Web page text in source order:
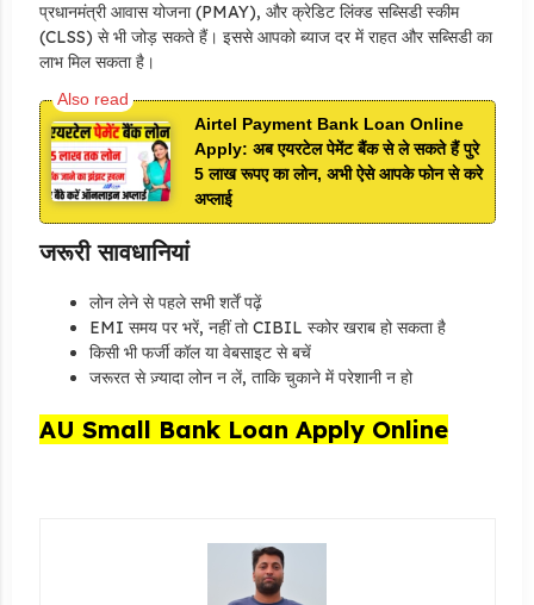
प्रधानमंत्री आवास योजना (PMAY), और क्रेडिट लिंक्ड सब्सिडी स्कीम
(CLSS) से भी जोड़ सकते हैं। इससे आपको ब्याज दर में राहत और सब्सिडी का
लाभ मिल सकता है।
Airtel Payment Bank Loan Online
Apply: अब एयरटेल पेमेंट बैंक से ले सकते हैं पुरे
5 लाख रूपए का लोन, अभी ऐसे आपके फोन से करे
अप्लाई
जरूरी सावधानियां
लोन लेने से पहले सभी शर्तें पढ़ें
EMI समय पर भरें, नहीं तो CIBIL स्कोर खराब हो सकता है
किसी भी फर्जी कॉल या वेबसाइट से बचें
जरूरत से ज़्यादा लोन न लें, ताकि चुकाने में परेशानी न हो
AU Small Bank Loan Apply Online